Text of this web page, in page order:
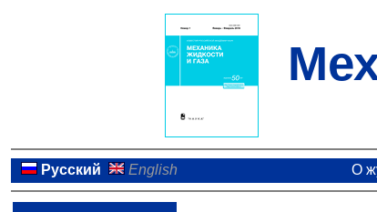
Русский English О